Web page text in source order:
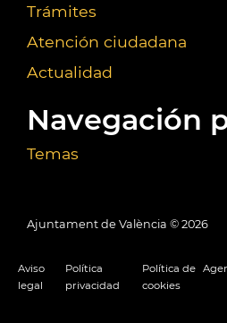
Trámites
Atención ciudadana
Actualidad
Navegación
Temas
Ajuntament de València © 2026
Aviso
legal
Política
privacidad
Política de
cookies